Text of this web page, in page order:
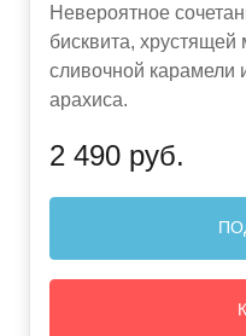
Невероятное
бисквита, хрустящей
сливочной карамели
арахиса.
2 490 руб.